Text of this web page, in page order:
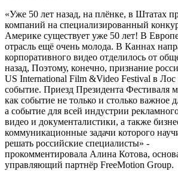
«Уже 50 лет назад, на плёнке, в Штатах
компаний на специализированный
Америке существует уже 50 лет! В
отрасль ещё очень молода. В Каннах
корпоративного видео отделилось от
назад, Поэтому, конечно, признание
US International Film &Video Festival в
событие. Приезд Президента Фестиваля
как событие не только и столько важное
а событие для всей индустрии
видео и документалистики, а также
коммуникационные задачи которого
решать российские специалисты» -
прокомментировала Алина Котова,
управляющий партнёр FreeMotion Group.